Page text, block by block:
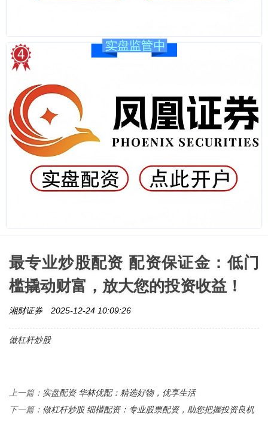
最专业炒股配资 配资保证金：低门
槛撬动财富，放大您的投资收益！
湘财证券 2025-12-24 10:09:26
做杠杆炒股
上一篇： 实盘配资 华林优配：精选好物，优享生活
下一篇： 做杠杆炒股 细楷配资：专业股票配资，助您把握投资良机